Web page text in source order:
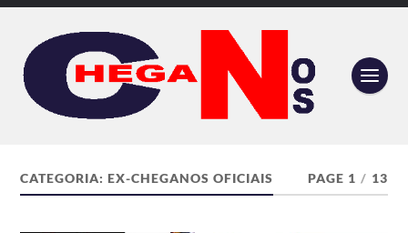
CATEGORIA:EX-CHEGANOS OFICIAIS PAGE 1 / 13